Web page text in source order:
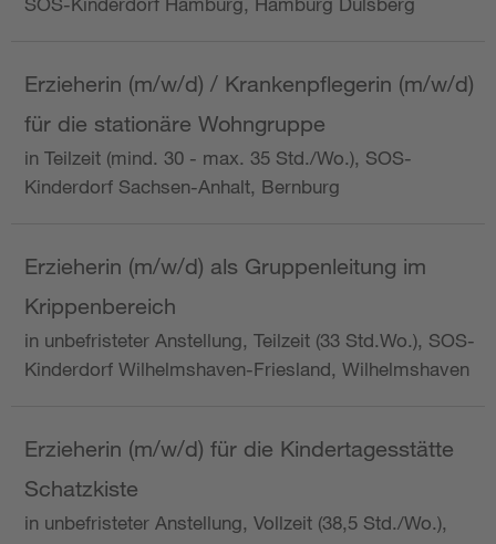
Erzieherin (m/w/d) / Krankenpflegerin (m/w/d)
für die stationäre Wohngruppe
in Teilzeit (mind. 30 - max. 35 Std./Wo.), SOS-
Kinderdorf Sachsen-Anhalt, Bernburg
Erzieherin (m/w/d) als Gruppenleitung im
Krippenbereich
in unbefristeter Anstellung, Teilzeit (33 Std.Wo.), SOS-
Kinderdorf Wilhelmshaven-Friesland, Wilhelmshaven
Erzieherin (m/w/d) für die Kindertagesstätte
Schatzkiste
in unbefristeter Anstellung, Vollzeit (38,5 Std./Wo.),